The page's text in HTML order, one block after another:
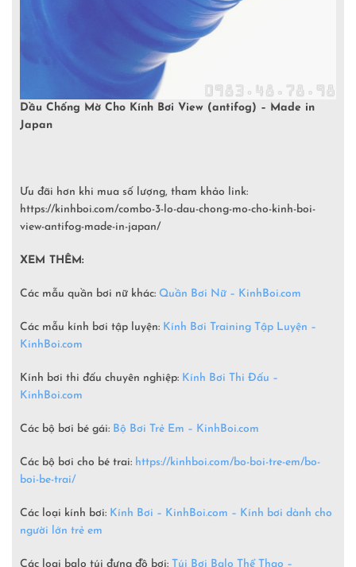
Dầu Chống Mờ Cho Kính Bơi View (antifog) – Made in
Japan
Ưu đãi hơn khi mua số lượng, tham khảo link:
https://kinhboi.com/combo-3-lo-dau-chong-mo-cho-kinh-boi-
view-antifog-made-in-japan/
XEM THÊM:
Các mẫu quần bơi nữ khác: Quần Bơi Nữ – KinhBoi.com
Các mẫu kính bơi tập luyện: Kính Bơi Training Tập Luyện –
KinhBoi.com
Kính bơi thi đấu chuyên nghiệp: Kính Bơi Thi Đấu –
KinhBoi.com
Các bộ bơi bé gái: Bộ Bơi Trẻ Em – KinhBoi.com
Các bộ bơi cho bé trai: https://kinhboi.com/bo-boi-tre-em/bo-
boi-be-trai/
Các loại kính bơi: Kính Bơi – KinhBoi.com – Kính bơi dành cho
người lớn trẻ em
Các loại balo túi đựng đồ bơi: Túi Bơi Balo Thể Thao –